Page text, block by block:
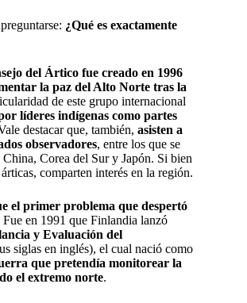
¿Qué es exactamente
del Ártico fue creado en 1996
la paz del Alto Norte tras la
de este grupo internacional
líderes indígenas como partes
destacar que, también, asisten a
observadores, entre los que se
Corea del Sur y Japón. Si bien
comparten interés en la región.
el primer problema que despertó
Fue en 1991 que Finlandia lanzó
y Evaluación del
siglas en inglés), el cual nació como
que pretendía monitorear la
el extremo norte.